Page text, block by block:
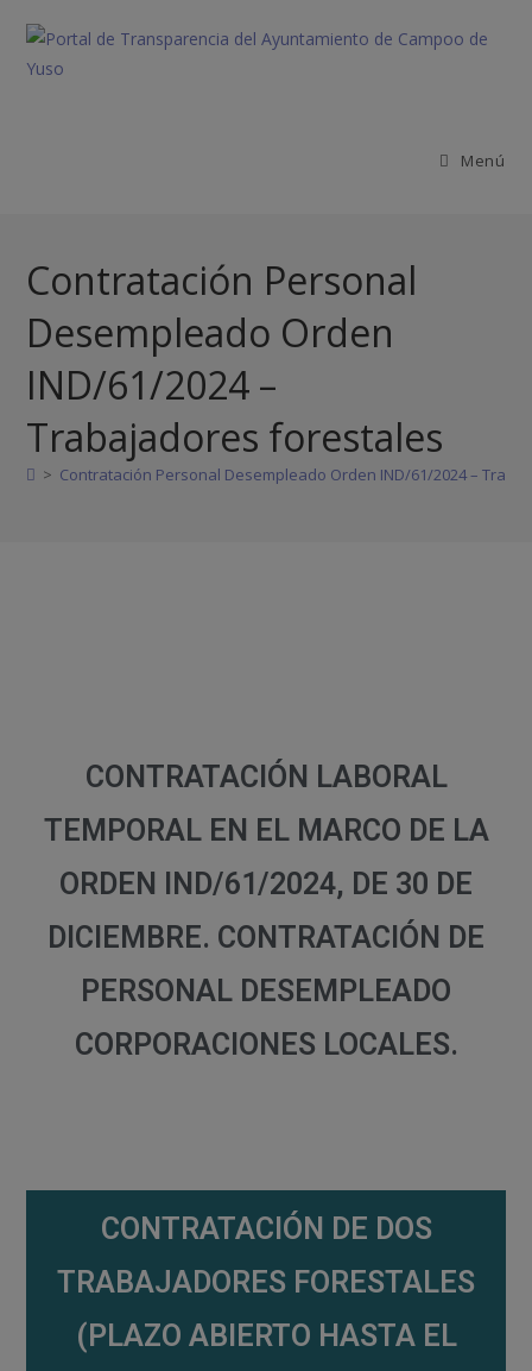
Menú
Contratación Personal
Desempleado Orden
IND/61/2024 –
Trabajadores forestales
> Contratación Personal Desempleado Orden IND/61/2024 –
CONTRATACIÓN LABORAL
TEMPORAL EN EL MARCO DE LA
ORDEN IND/61/2024, DE 30 DE
DICIEMBRE. CONTRATACIÓN DE
PERSONAL DESEMPLEADO
CORPORACIONES LOCALES.
CONTRATACIÓN DE DOS
TRABAJADORES FORESTALES
(PLAZO ABIERTO HASTA EL